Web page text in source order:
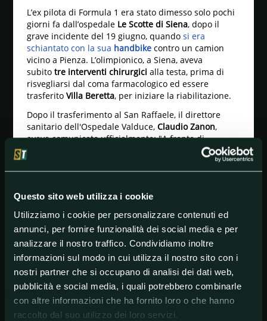
Questo sito web utilizza i cookie
Utilizziamo i cookie per personalizzare contenuti ed
annunci, per fornire funzionalità dei social media e per
analizzare il nostro traffico. Condividiamo inoltre
informazioni sul modo in cui utilizza il nostro sito con i
nostri partner che si occupano di analisi dei dati web,
pubblicità e social media, i quali potrebbero combinarle
con altre informazioni che ha fornito loro o che hanno
raccolto dal suo utilizzo dei loro servizi.
L’ex pilota di Formula 1 era stato dimesso solo pochi
giorni fa dall’ospedale Le Scotte di Siena, dopo il
grave incidente del 19 giugno, quando si era
schiantato con la sua handbike contro un camion
vicino a Pienza. L’olimpionico, a Siena, aveva
subito tre interventi chirurgici alla testa, prima di
risvegliarsi dal coma farmacologico ed essere
trasferito Villa Beretta, per iniziare la riabilitazione.
Dopo il trasferimento al San Raffaele, il direttore
sanitario dell'Ospedale Valduce,Claudio Zanon,
aveva comunicato ufficialmente: "A fronte di
intercorsa instabilità delle condizioni cliniche di Alex
Zanardi, dopo opportune consultazioni con il dottor
Franco Molteni, Responsabile del Dipartimento di
collegata all’Ospedale Valduce, dove il paziente era
ricoverato dal 21 luglio, e gli specialisti di
riferimento, è stato disposto il trasferimento al
reparto di Terapia Intensiva dell’Ospedale San
Raffaele di Milano".
era preventivabile, secondo quanto dichiarato al
'Corriere della Sera' dalmedico che soccorse il
campionesul luogo dell'incidente, Robusto Biagioni:
"In questi casi, l’evoluzione clinica procede in un